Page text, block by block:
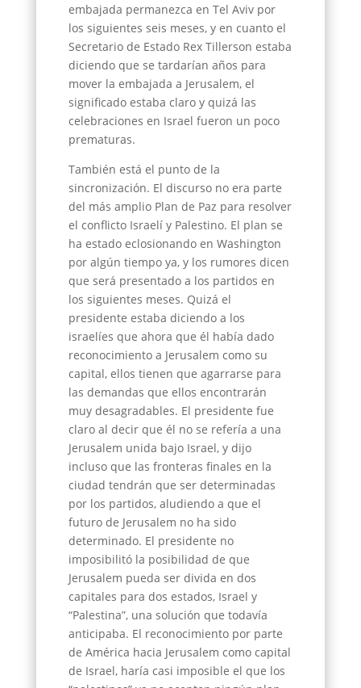
embajada permanezca en Tel Aviv por
los siguientes seis meses, y en cuanto el
Secretario de Estado Rex Tillerson estaba
diciendo que se tardarían años para
mover la embajada a Jerusalem, el
significado estaba claro y quizá las
celebraciones en Israel fueron un poco
prematuras.
También está el punto de la
sincronización. El discurso no era parte
del más amplio Plan de Paz para resolver
el conflicto Israelí y Palestino. El plan se
ha estado eclosionando en Washington
por algún tiempo ya, y los rumores dicen
que será presentado a los partidos en
los siguientes meses. Quizá el
presidente estaba diciendo a los
israelíes que ahora que él había dado
reconocimiento a Jerusalem como su
capital, ellos tienen que agarrarse para
las demandas que ellos encontrarán
muy desagradables. El presidente fue
claro al decir que él no se refería a una
Jerusalem unida bajo Israel, y dijo
incluso que las fronteras finales en la
ciudad tendrán que ser determinadas
por los partidos, aludiendo a que el
futuro de Jerusalem no ha sido
determinado. El presidente no
imposibilitó la posibilidad de que
Jerusalem pueda ser divida en dos
capitales para dos estados, Israel y
“Palestina”, una solución que todavía
anticipaba. El reconocimiento por parte
de América hacia Jerusalem como capital
de Israel, haría casi imposible el que los